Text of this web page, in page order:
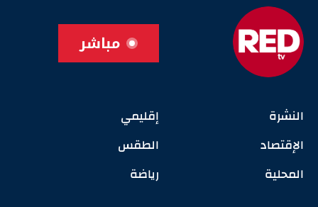
مباشر
النشرة
الإقتصاد
المحلية
إقليمي
الطقس
رياضة